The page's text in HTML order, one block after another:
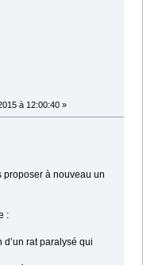
à 12:00:40 »
proposer à nouveau un
:
rat paralysé qui